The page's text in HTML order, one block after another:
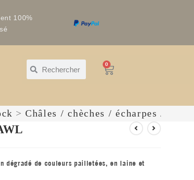
100%
0
> Châles / chèches / écharpes /
dégradé de couleurs pailletées, en laine et